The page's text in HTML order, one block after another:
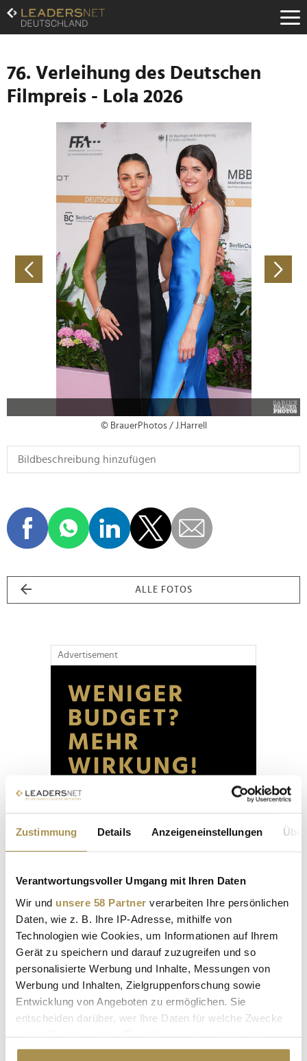
Zustimmung Details Anzeigeneinstellungen
Verantwortungsvoller Umgang mit Ihren Daten
Wir und unsere 58 Partner verarbeiten Ihre persönlichen
Daten, wie z. B. Ihre IP-Adresse, mithilfe von
Technologien wie Cookies, um Informationen auf Ihrem
Gerät zu speichern und darauf zuzugreifen und so
personalisierte Werbung und Inhalte, Messungen von
Werbung und Inhalten, Zielgruppenforschung sowie
Entwicklung von Angeboten zu ermöglichen. Sie
entscheiden darüber, wer Ihre Daten für welche Zwecke
Cookie-Erklärung oder durch Klicken auf das Privacy
Zum
Inhalt
Zur
Navigation
Zur
Hauptnavigation
76. Verleihung des Deutschen
Filmpreis - Lola 2026
© BrauerPhotos / J.Harrell
ALLE FOTOS
Advertisement